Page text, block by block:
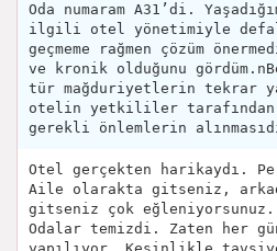
Oda numaram A31’di.
ilgili otel yönetimiyle
geçmeme rağmen çözüm
ve kronik olduğunu
tür mağduriyetlerin tekrar
otelin yetkililer tarafından
gerekli önlemlerin
Otel gerçekten harikaydı.
Aile olarakta gitseniz,
gitseniz çok eğleniyorsunuz.
Odalar temizdi. Zaten her